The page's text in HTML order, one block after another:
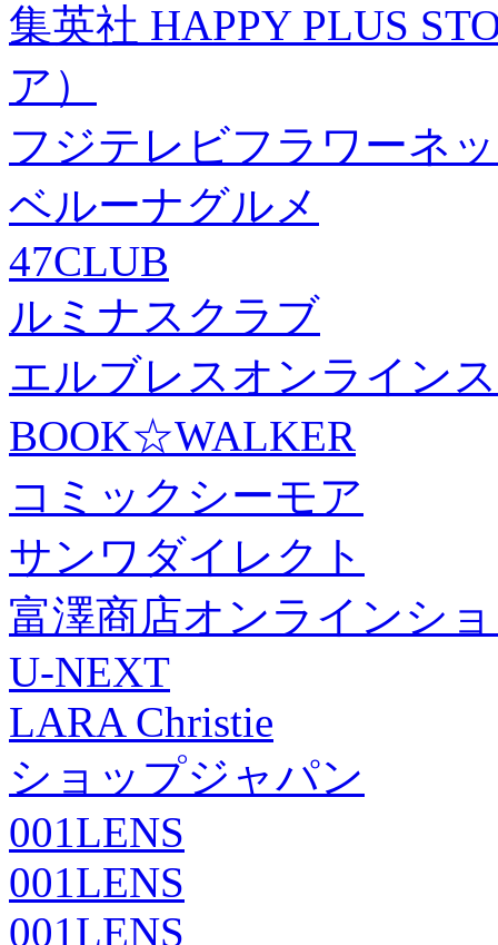
集英社 HAPPY PLUS
ア）
フジテレビフラワーネ
ベルーナグルメ
47CLUB
ルミナスクラブ
エルブレスオンライン
BOOK☆WALKER
コミックシーモア
サンワダイレクト
富澤商店オンラインシ
U-NEXT
LARA Christie
ショップジャパン
001LENS
001LENS
001LENS